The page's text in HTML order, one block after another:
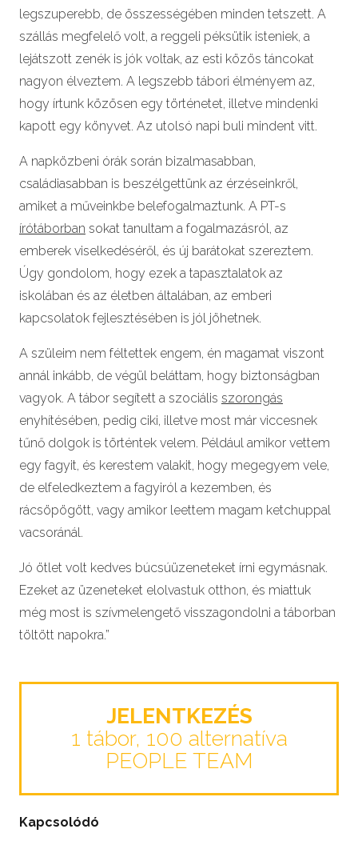
legszuperebb, de összességében minden tetszett. A
szállás megfelelő volt, a reggeli péksütik isteniek, a
lejátszott zenék is jók voltak, az esti közös táncokat
nagyon élveztem. A legszebb tábori élményem az,
hogy írtunk közösen egy történetet, illetve mindenki
kapott egy könyvet. Az utolsó napi buli mindent vitt.
A napközbeni órák során bizalmasabban,
családiasabban is beszélgettünk az érzéseinkről,
amiket a műveinkbe belefogalmaztunk. A PT-s
írótáborban sokat tanultam a fogalmazásról, az
emberek viselkedéséről, és új barátokat szereztem.
Úgy gondolom, hogy ezek a tapasztalatok az
iskolában és az életben általában, az emberi
kapcsolatok fejlesztésében is jól jöhetnek.
A szüleim nem féltettek engem, én magamat viszont
annál inkább, de végül beláttam, hogy biztonságban
vagyok. A tábor segített a szociális szorongás
enyhítésében, pedig ciki, illetve most már viccesnek
tűnő dolgok is történtek velem. Például amikor vettem
egy fagyit, és kerestem valakit, hogy megegyem vele,
de elfeledkeztem a fagyiról a kezemben, és
rácsöpögött, vagy amikor leettem magam ketchuppal
vacsoránál.
Jó ötlet volt kedves búcsúüzeneteket írni egymásnak.
Ezeket az üzeneteket elolvastuk otthon, és miattuk
még most is szívmelengető visszagondolni a táborban
töltött napokra.”
JELENTKEZÉS
1 tábor, 100 alternatíva
PEOPLE TEAM
Kapcsolódó